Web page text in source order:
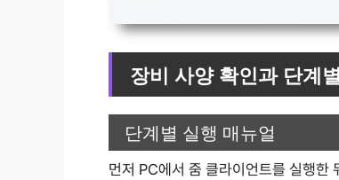
장비 사양 확인과 단계
단계별 실행 매뉴얼
먼저 PC에서 줌 클라이언트를 실행한